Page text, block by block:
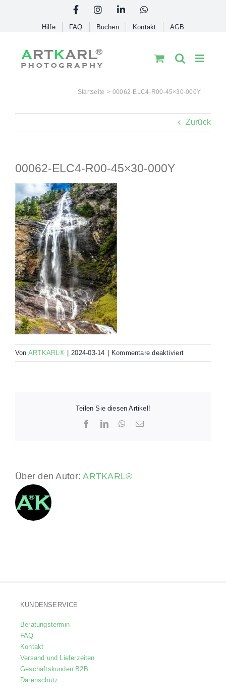
FacebookInstagramLinkedInWhatsApp
Hilfe FAQ Buchen Kontakt AGB
Startseite 00062-ELC4-R00-45×30-000Y
Zurück
00062-ELC4-R00-45×30-000Y
Von ARTKARL® 2024-03-14 Kommentare deaktiviertfür
00062-
Teilen Sie diesen Artikel!
FacebookLinkedInWhatsApp
E-
Über den Autor:ARTKARL®
KUNDENSERVICE
Beratungstermin
FAQ
Kontakt
Versand und Lieferzeiten
Geschäftskunden B2B
Datenschutz